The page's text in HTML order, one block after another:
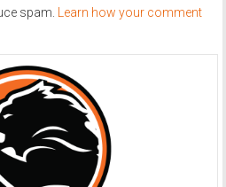
spam.
Learn how your comment